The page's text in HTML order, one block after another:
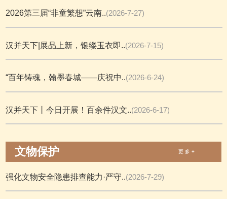
2026第三届“非童繁想”云南..(2026-7-27)
汉并天下|展品上新，银缕玉衣即..(2026-7-15)
“百年铸魂，翰墨春城——庆祝中..(2026-6-24)
汉并天下丨今日开展！百余件汉文..(2026-6-17)
文物保护 更 多 +
强化文物安全隐患排查能力·严守..(2026-7-29)